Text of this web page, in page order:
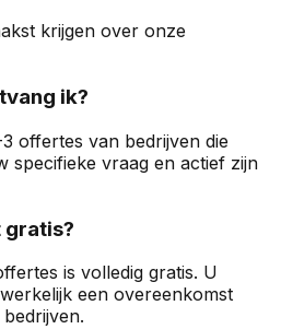
krijgen over onze
ik?
offertes van bedrijven die
specifieke vraag en actief zijn
is volledig gratis. U
een overeenkomst